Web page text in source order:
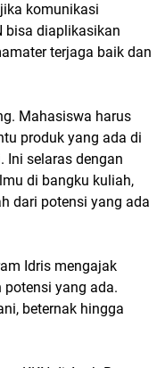
komunikasi
bisa diaplikasikan
terjaga baik dan
Mahasiswa harus
produk yang ada di
Ini selaras dengan
di bangku kuliah,
dari potensi yang ada
Idris mengajak
yang ada.
beternak hingga